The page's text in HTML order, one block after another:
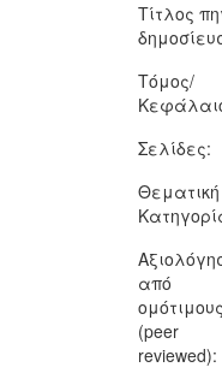
Τίτλος
Τόμος/
Σελίδες:
Θεματική
από
ομότιμους
(peer
reviewed):